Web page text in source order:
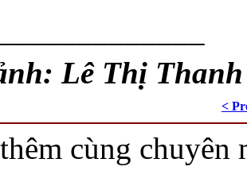
Lê Thị
<
cùng chuyên